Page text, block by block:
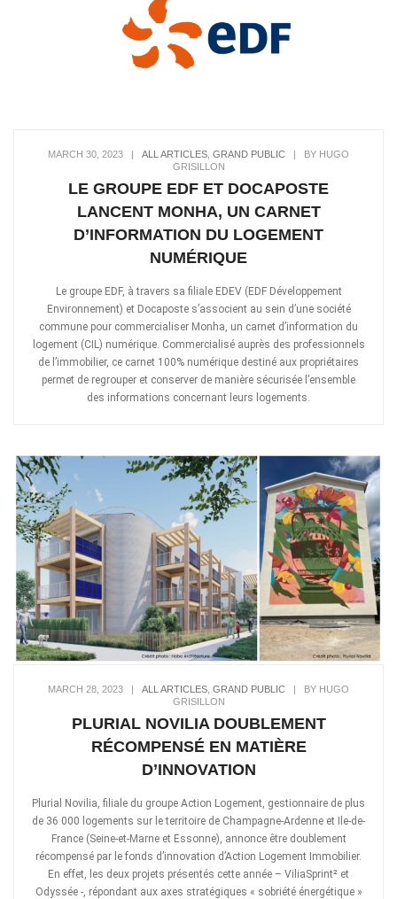
MARCH 30, 2023 | ALL ARTICLES GRAND PUBLIC | BY HUGO
GRISILLON
LE GROUPE EDF ET DOCAPOSTE
LANCENT MONHA, UN CARNET
D’INFORMATION DU LOGEMENT
NUMÉRIQUE
Le groupe EDF, à travers sa filiale EDEV (EDF Développement
Environnement) et Docaposte s’associent au sein d’une société
commune pour commercialiser Monha, un carnet d’information du
logement (CIL) numérique. Commercialisé auprès des professionnels
de l’immobilier, ce carnet 100% numérique destiné aux propriétaires
permet de regrouper et conserver de manière sécurisée l’ensemble
des informations concernant leurs logements.
MARCH 28, 2023 | ALL ARTICLES GRAND PUBLIC | BY HUGO
GRISILLON
PLURIAL NOVILIA DOUBLEMENT
RÉCOMPENSÉ EN MATIÈRE
D’INNOVATION
Plurial Novilia, filiale du groupe Action Logement, gestionnaire de plus
de 36 000 logements sur le territoire de Champagne-Ardenne et Ile-de-
France (Seine-et-Marne et Essonne), annonce être doublement
récompensé par le fonds d’innovation d’Action Logement Immobilier.
En effet, les deux projets présentés cette année – ViliaSprint² et
Odyssée -, répondant aux axes stratégiques « sobriété énergétique »